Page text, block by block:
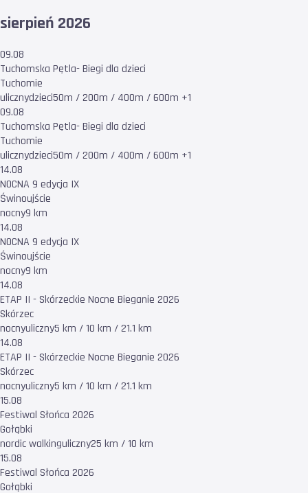
sierpień 2026
09.08
Tuchomska Pętla- Biegi dla dzieci
Tuchomie
ulicznydzieci50m / 200m / 400m / 600m +1
09.08
Tuchomska Pętla- Biegi dla dzieci
Tuchomie
ulicznydzieci50m / 200m / 400m / 600m +1
14.08
NOCNA 9 edycja IX
Świnoujście
nocny9 km
14.08
NOCNA 9 edycja IX
Świnoujście
nocny9 km
14.08
ETAP II - Skórzeckie Nocne Bieganie 2026
Skórzec
nocnyuliczny5 km / 10 km / 21.1 km
14.08
ETAP II - Skórzeckie Nocne Bieganie 2026
Skórzec
nocnyuliczny5 km / 10 km / 21.1 km
15.08
Festiwal Słońca 2026
Gołąbki
nordic walkinguliczny25 km / 10 km
15.08
Festiwal Słońca 2026
Gołąbki